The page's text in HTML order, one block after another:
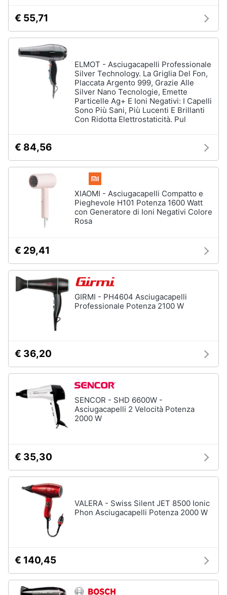
€ 55,71
ELMOT - Asciugacapelli Professionale
Silver Technology. La Griglia Del Fon,
Placcata Argento 999, Grazie Alle
Silver Nano Tecnologie, Emette
Particelle Ag+ E Ioni Negativi: I Capelli
Sono Più Sani, Più Lucenti E Brillanti
Con Ridotta Elettrostaticità. Pul
€ 84,56
XIAOMI - Asciugacapelli Compatto e
Pieghevole H101 Potenza 1600 Watt
con Generatore di Ioni Negativi Colore
Rosa
€ 29,41
GIRMI - PH4604 Asciugacapelli
Professionale Potenza 2100 W
€ 36,20
SENCOR - SHD 6600W -
Asciugacapelli 2 Velocità Potenza
2000 W
€ 35,30
VALERA - Swiss Silent JET 8500 Ionic
Phon Asciugacapelli Potenza 2000 W
€ 140,45